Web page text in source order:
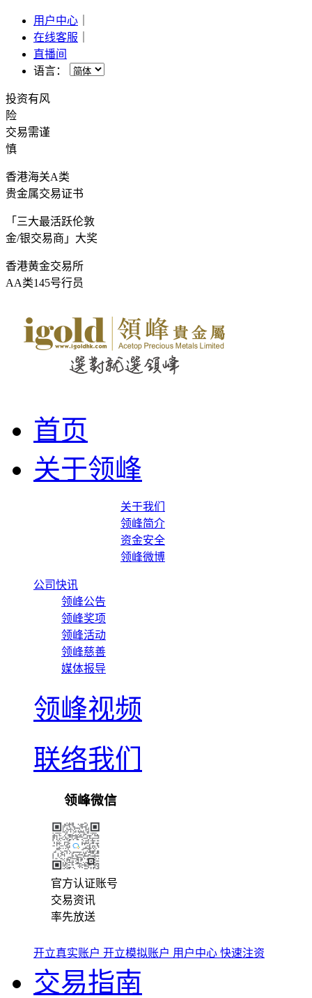
用户中心
在线客服
直播间
语言：
投资有风
险
交易需谨
慎
香港海关A类
贵金属交易证书
「三大最活跃伦敦
金/银交易商」大奖
香港黄金交易所
AA类145号行员
首页
关于领峰
关于我们
领峰简介
资金安全
领峰微博
公司快讯
领峰公告
领峰奖项
领峰活动
领峰慈善
媒体报导
领峰视频
联络我们
领峰微信
官方认证账号
交易资讯
率先放送
开立真实账户 开立模拟账户 用户中心 快速注资
交易指南